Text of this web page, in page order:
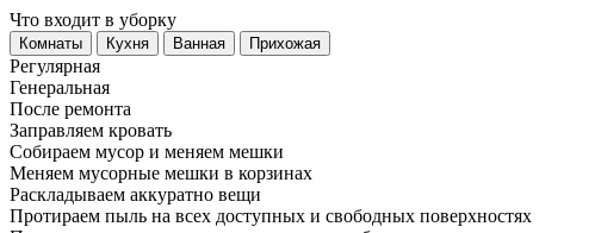
Что входит в уборку
Регу­лярная
Гене­ральная
После ремонта
Заправляем кровать
Собираем мусор и меняем мешки
Меняем мусорные мешки в корзинах
Раскладываем аккуратно вещи
Протираем пыль на всех доступных и свободных поверхностях